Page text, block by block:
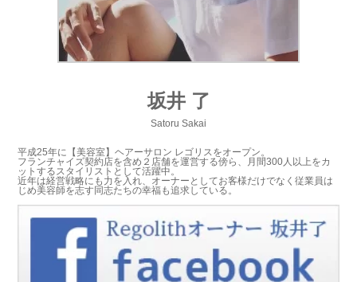
坂井 了
Satoru Sakai
平成25年に【美容室】ヘアーサロン レゴリスをオープン。
フランチャイズ契約店を含め２店舗を運営する傍ら、月間300人以上をカ
ットするスタイリストとして活躍中。
近年は経営戦略にも力を入れ、オーナーとしてお客様だけでなく従業員は
じめ美容師を志す同志たちの幸福も追求している。